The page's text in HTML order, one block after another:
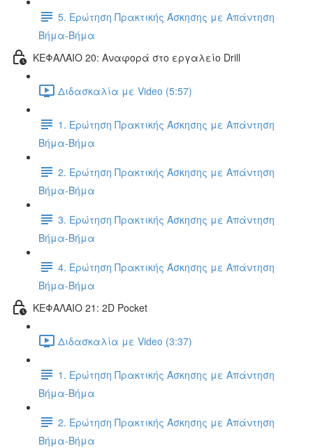
5. Ερώτηση Πρακτικής Άσκησης με Απάντηση
Βήμα-Βήμα
ΚΕΦΑΛΑΙΟ 20: Αναφορά στο εργαλείο Drill
Διδασκαλία με Video (5:57)
1. Ερώτηση Πρακτικής Άσκησης με Απάντηση
Βήμα-Βήμα
2. Ερώτηση Πρακτικής Άσκησης με Απάντηση
Βήμα-Βήμα
3. Ερώτηση Πρακτικής Άσκησης με Απάντηση
Βήμα-Βήμα
4. Ερώτηση Πρακτικής Άσκησης με Απάντηση
Βήμα-Βήμα
ΚΕΦΑΛΑΙΟ 21: 2D Pocket
Διδασκαλία με Video (3:37)
1. Ερώτηση Πρακτικής Άσκησης με Απάντηση
Βήμα-Βήμα
2. Ερώτηση Πρακτικής Άσκησης με Απάντηση
Βήμα-Βήμα